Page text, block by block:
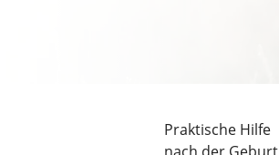
Praktische Hilfe